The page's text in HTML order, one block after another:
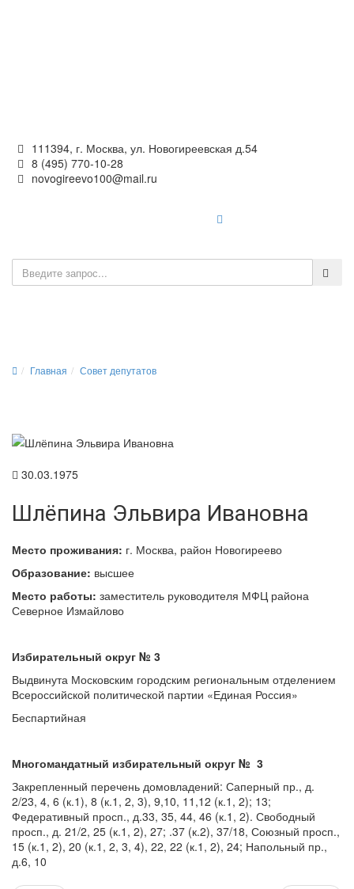
111394, г. Москва, ул. Новогиреевская д.54
8 (495) 770-10-28
novogireevo100@mail.ru
Главная Совет депутатов
30.03.1975
Шлёпина Эльвира Ивановна
Место проживания: г. Москва, район Новогиреево
Образование: высшее
Место работы: заместитель руководителя МФЦ района
Северное Измайлово
Избирательный округ № 3
Выдвинута Московским городским региональным отделением
Всероссийской политической партии «Единая Россия»
Беспартийная
Многомандатный избирательный округ № 3
Закрепленный перечень домовладений: Саперный пр., д.
2/23, 4, 6 (к.1), 8 (к.1, 2, 3), 9,10, 11,12 (к.1, 2); 13;
Федеративный просп., д.33, 35, 44, 46 (к.1, 2). Свободный
просп., д. 21/2, 25 (к.1, 2), 27; .37 (к.2), 37/18, Союзный просп.,
15 (к.1, 2), 20 (к.1, 2, 3, 4), 22, 22 (к.1, 2), 24; Напольный пр.,
д.6, 10